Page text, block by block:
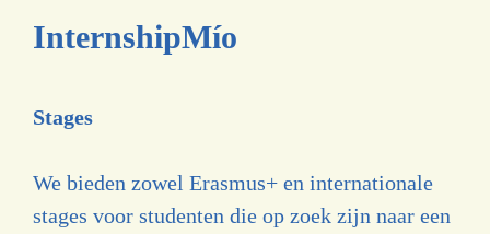
InternshipMío
Stages
We bieden zowel Erasmus+ en internationale
stages voor studenten die op zoek zijn naar een